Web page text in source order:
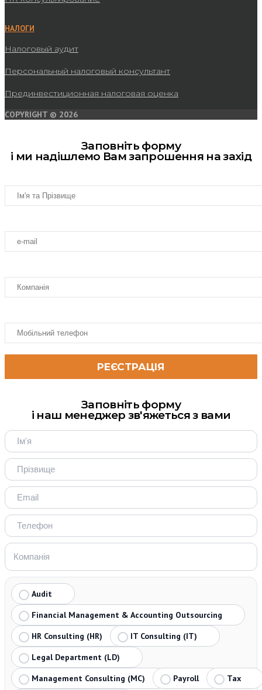
НАЛОГИ
Налоговый аудит
Персональный налоговый консультант
Прединвестиционная налоговая оценка
COPYRIGHT © 2026
Заповніть форму
і ми надішлемо Вам запрошення на захід
Заповніть форму
і наш менеджер зв'яжеться з вами
Audit
Financial Management & Accounting Outsourcing
HR Consulting (HR)
IT Consulting (IT)
Legal Department (LD)
Management Consulting (MC)
Payroll
Tax